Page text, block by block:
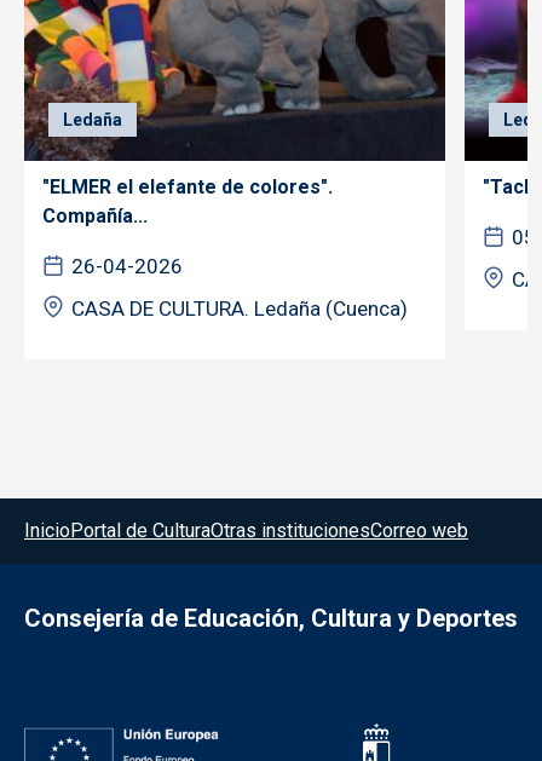
Ledaña
"ELMER el elefante de colores".
Compañía...
26-04-2026
CASA DE CULTURA. Ledaña (Cuenca)
Menú del pie
InicioPortal de CulturaOtras institucionesCorreo web
Consejería de Educación, Cultura y Deportes